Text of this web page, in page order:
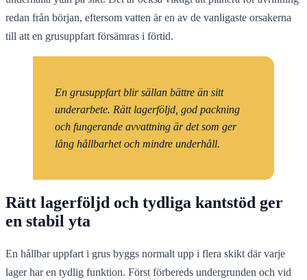
redan från början, eftersom vatten är en av de vanligaste orsakerna
till att en grusuppfart försämras i förtid.
En grusuppfart blir sällan bättre än sitt
underarbete. Rätt lagerföljd, god packning
och fungerande avvattning är det som ger
lång hållbarhet och mindre underhåll.
Rätt lagerföljd och tydliga kantstöd ger
en stabil yta
En hållbar uppfart i grus byggs normalt upp i flera skikt där varje
lager har en tydlig funktion. Först förbereds undergrunden och vid